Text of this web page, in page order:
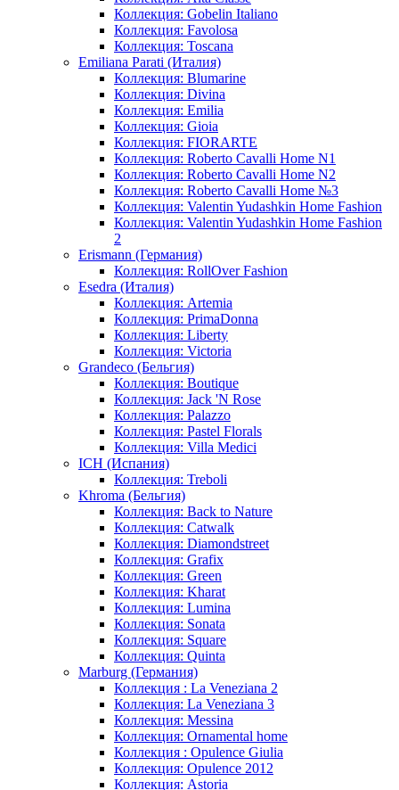
Коллекция: Gobelin Italiano
Коллекция: Favolosa
Коллекция: Toscana
Emiliana Parati (Италия)
Коллекция: Blumarine
Коллекция: Divina
Коллекция: Emilia
Коллекция: Gioia
Коллекция: FIORARTE
Коллекция: Roberto Cavalli Home N1
Коллекция: Roberto Cavalli Home N2
Коллекция: Roberto Cavalli Home №3
Коллекция: Valentin Yudashkin Home Fashion
Коллекция: Valentin Yudashkin Home Fashion
2
Erismann (Германия)
Коллекция: RollOver Fashion
Esedra (Италия)
Коллекция: Artemia
Коллекция: PrimaDonna
Коллекция: Liberty
Коллекция: Victoria
Grandeco (Бельгия)
Коллекция: Boutique
Коллекция: Jack 'N Rose
Коллекция: Palazzo
Коллекция: Pastel Florals
Коллекция: Villa Medici
ICH (Испания)
Коллекция: Treboli
Khroma (Бельгия)
Коллекция: Back to Nature
Коллекция: Catwalk
Коллекция: Diamondstreet
Коллекция: Grafix
Коллекция: Green
Коллекция: Kharat
Коллекция: Lumina
Коллекция: Sonata
Коллекция: Square
Коллекция: Quinta
Marburg (Германия)
Коллекция : La Veneziana 2
Коллекция: La Veneziana 3
Коллекция: Messina
Коллекция: Ornamental home
Коллекция : Opulence Giulia
Коллекция: Opulence 2012
Коллекция: Astoria